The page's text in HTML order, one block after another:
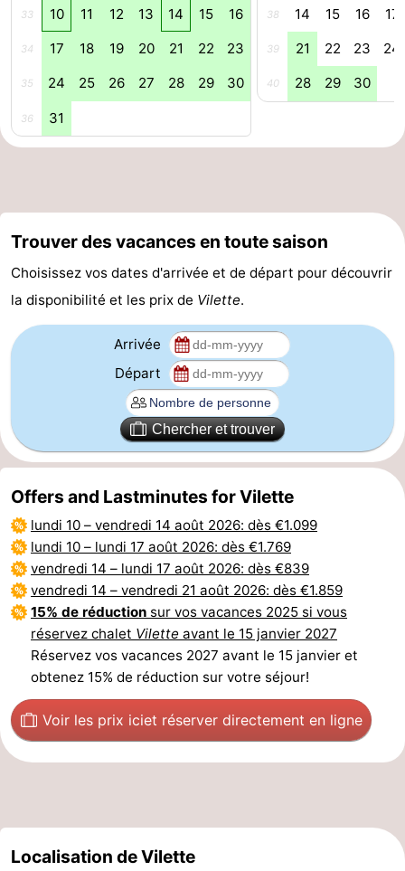
Veere
Zoutelande
Vlissingen
Vlaanderen
-
Nieuwvliet
-
Sluis
-
Dorp
Retranchement
-
Het
Zwin
Occidentale
-
Bruges
-
Gand
La
côte
Knokke-
Heist
Zeebrugge
-
Blankenberge
-
Contact
33 10 11 12 13 14 15 16
34 17 18 19 20 21 22 23
35 24 25 26 27 28 29 30
36 31
38 14 15 16 17
39 21 22 23 24
40 28 29 30
Trouver des vacances en toute saison
Choisissez vos dates d'arrivée et de départ pour découvrir
la disponibilité et les prix de Vilette.
Arrivée
Départ
Chercher et trouver
Offers and Lastminutes for Vilette
lundi 10 – vendredi 14 août 2026: dès €1.099
lundi 10 – lundi 17 août 2026: dès €1.769
vendredi 14 – lundi 17 août 2026: dès €839
vendredi 14 – vendredi 21 août 2026: dès €1.859
15% de réduction sur vos vacances 2025 si vous
réservez chalet Vilette avant le 15 janvier 2027
Réservez vos vacances 2027 avant le 15 janvier et
obtenez 15% de réduction sur votre séjour!
Voir les prix iciet réserver directement en ligne
Localisation de Vilette